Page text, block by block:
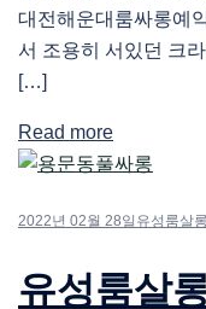
대전해운대룸싸롱
서 조용히 서있던 크
[…]
Read more
2022년 02월 28일 유성룸살
유성룸살